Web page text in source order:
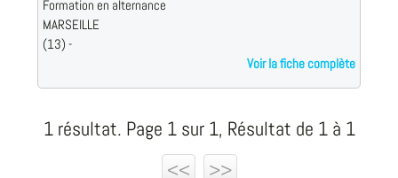
Formation en alternance
MARSEILLE
(13) -
Voir la fiche complète
1 résultat. Page 1 sur 1, Résultat de 1 à 1
<<
>>